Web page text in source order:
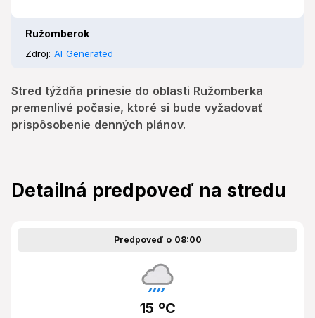
Ružomberok
Zdroj: AI Generated
Stred týždňa prinesie do oblasti Ružomberka
premenlivé počasie, ktoré si bude vyžadovať
prispôsobenie denných plánov.
Detailná predpoveď na stredu
Predpoveď o 08:00
15 ºC